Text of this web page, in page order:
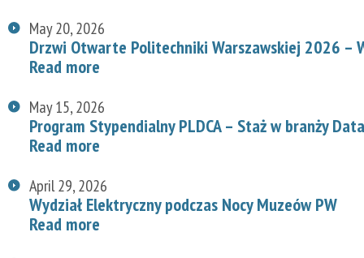
May 20, 2026
Drzwi Otwarte Politechniki Warszawskiej 2026 –
Read more
May 15, 2026
Program Stypendialny PLDCA – Staż w branży
Read more
April 29, 2026
Wydział Elektryczny podczas Nocy Muzeów PW
Read more